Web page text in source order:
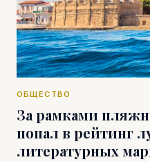
ОБЩЕСТВО
За рамками
попал в рейтинг
литературных